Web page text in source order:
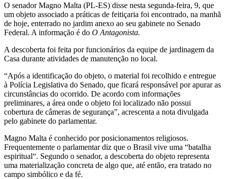
O senador Magno Malta (PL-ES) disse nesta segunda-feira, 9, que
um objeto associado a práticas de feitiçaria foi encontrado, na manhã
de hoje, enterrado no jardim anexo ao seu gabinete no Senado
Federal. A informação é do O Antagonista.
A descoberta foi feita por funcionários da equipe de jardinagem da
Casa durante atividades de manutenção no local.
“Após a identificação do objeto, o material foi recolhido e entregue
à Polícia Legislativa do Senado, que ficará responsável por apurar as
circunstâncias do ocorrido. De acordo com informações
preliminares, a área onde o objeto foi localizado não possui
cobertura de câmeras de segurança”, acrescenta a nota divulgada
pelo gabinete do parlamentar.
Magno Malta é conhecido por posicionamentos religiosos.
Frequentemente o parlamentar diz que o Brasil vive uma “batalha
espiritual“. Segundo o senador, a descoberta do objeto representa
uma materialização concreta de algo que, até então, era tratado no
campo simbólico e da fé.